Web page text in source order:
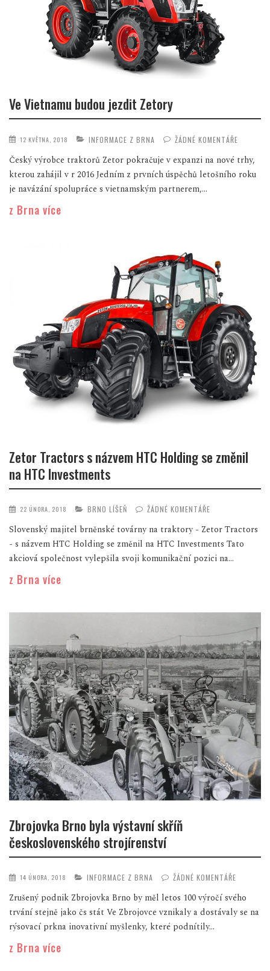
Ve Vietnamu budou jezdit Zetory
12 KVĚTNA, 2018 INFORMACE Z BRNA ŽÁDNÉ KOMENTÁŘE
Český výrobce traktorů Zetor pokračuje v expanzi na nové trhy,
kterou zahájil v r 2016 Jedním z prvních úspěchů letošního roku
je navázání spolupráce s vietnamským partnerem,...
z Brna více
Zetor Tractors s názvem HTC Holding se změnil
na HTC Investments
22 ÚNORA, 2018 BRNO LÍŠEŇ ŽÁDNÉ KOMENTÁŘE
Slovenský majitel brněnské továrny na traktory - Zetor Tractors
- s názvem HTC Holding se změnil na HTC Investments Tato
akciová společnost vylepšila svoji komunikační pozici na...
z Brna více
Zbrojovka Brno byla výstavní skříň
československého strojírenství
14 ÚNORA, 2018 INFORMACE Z BRNA ŽÁDNÉ KOMENTÁŘE
Zrušený podnik Zbrojovka Brno by měl letos 100 výročí svého
trvání stejně jako čs stát Ve Zbrojovce vznikaly a dostávaly se na
rýsovací prkna inovativní myšlenky, které podnítily...
z Brna více